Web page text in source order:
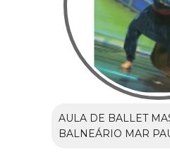
AULA DE BALLET
BALNEÁRIO MAR